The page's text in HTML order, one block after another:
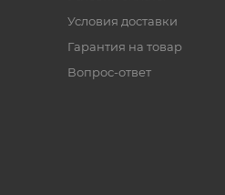
Условия доставки
Гарантия на товар
Вопрос-ответ